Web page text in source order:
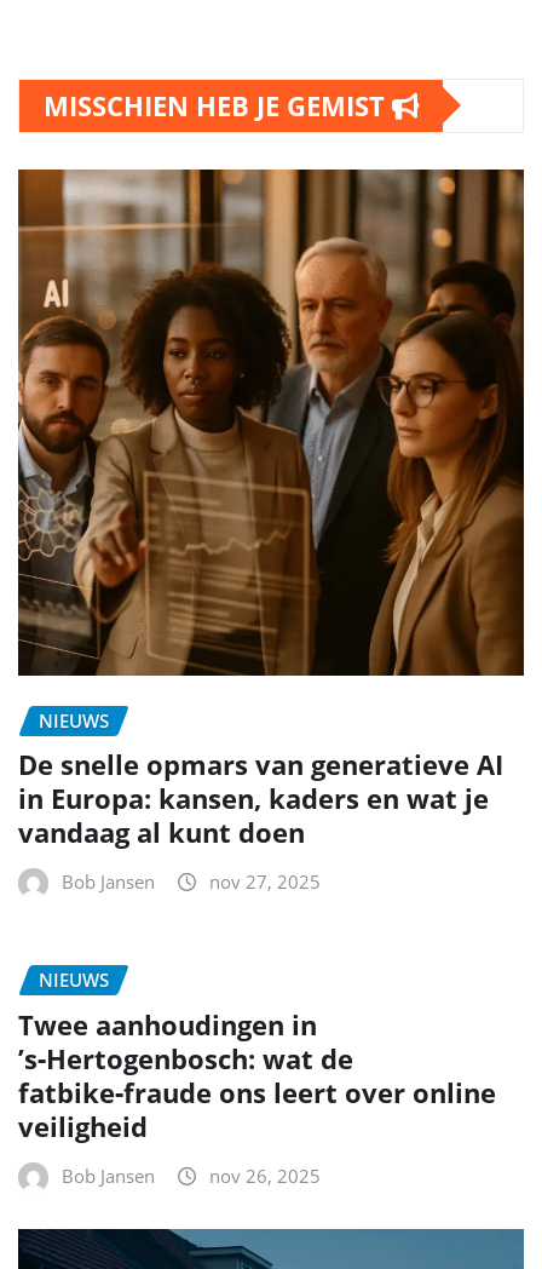
MISSCHIEN HEB JE GEMIST
NIEUWS
De snelle opmars van generatieve AI
in Europa: kansen, kaders en wat je
vandaag al kunt doen
Bob Jansen nov 27, 2025
NIEUWS
Twee aanhoudingen in
’s‑Hertogenbosch: wat de
fatbike‑fraude ons leert over online
veiligheid
Bob Jansen nov 26, 2025